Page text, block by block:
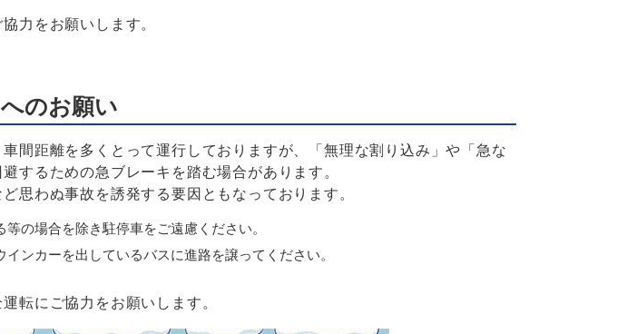
力をお願いします。
のお願い
間距離を多くとって運行しておりますが、「無理な割り込み」や「急な
するための急ブレーキを踏む場合があります。
思わぬ事故を誘発する要因ともなっております。
の場合を除き駐停車をご遠慮ください。
ンカーを出しているバスに進路を譲ってください。
転にご協力をお願いします。